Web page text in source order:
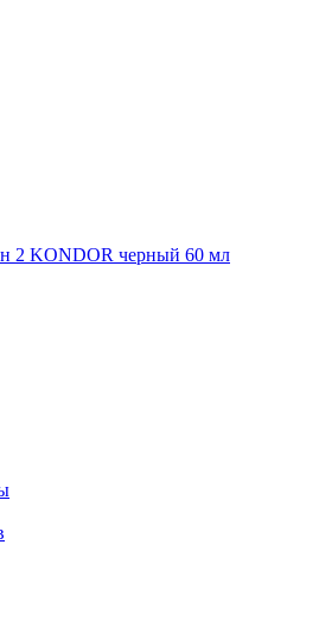
2 KONDOR черный 60 мл